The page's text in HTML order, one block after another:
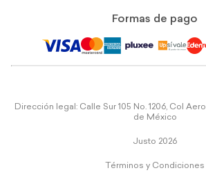
Formas de pago
Dirección legal: Calle Sur 105 No. 1206, Col
de México
Justo 2026
Términos y Condiciones